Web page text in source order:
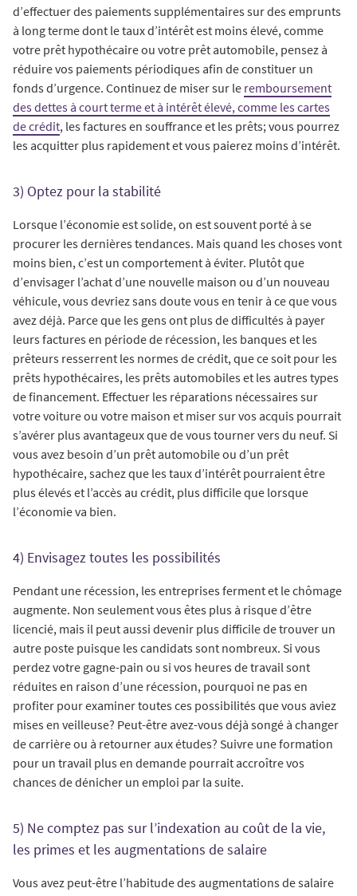
d’effectuer des paiements supplémentaires sur des emprunts
à long terme dont le taux d’intérêt est moins élevé, comme
votre prêt hypothécaire ou votre prêt automobile, pensez à
réduire vos paiements périodiques afin de constituer un
fonds d’urgence. Continuez de miser sur le remboursement
des dettes à court terme et à intérêt élevé, comme les cartes
de crédit, les factures en souffrance et les prêts; vous pourrez
les acquitter plus rapidement et vous paierez moins d’intérêt.
3) Optez pour la stabilité
Lorsque l’économie est solide, on est souvent porté à se
procurer les dernières tendances. Mais quand les choses vont
moins bien, c’est un comportement à éviter. Plutôt que
d’envisager l’achat d’une nouvelle maison ou d’un nouveau
véhicule, vous devriez sans doute vous en tenir à ce que vous
avez déjà. Parce que les gens ont plus de difficultés à payer
leurs factures en période de récession, les banques et les
prêteurs resserrent les normes de crédit, que ce soit pour les
prêts hypothécaires, les prêts automobiles et les autres types
de financement. Effectuer les réparations nécessaires sur
votre voiture ou votre maison et miser sur vos acquis pourrait
s’avérer plus avantageux que de vous tourner vers du neuf. Si
vous avez besoin d’un prêt automobile ou d’un prêt
hypothécaire, sachez que les taux d’intérêt pourraient être
plus élevés et l’accès au crédit, plus difficile que lorsque
l’économie va bien.
4) Envisagez toutes les possibilités
Pendant une récession, les entreprises ferment et le chômage
augmente. Non seulement vous êtes plus à risque d’être
licencié, mais il peut aussi devenir plus difficile de trouver un
autre poste puisque les candidats sont nombreux. Si vous
perdez votre gagne-pain ou si vos heures de travail sont
réduites en raison d’une récession, pourquoi ne pas en
profiter pour examiner toutes ces possibilités que vous aviez
mises en veilleuse? Peut-être avez-vous déjà songé à changer
de carrière ou à retourner aux études? Suivre une formation
pour un travail plus en demande pourrait accroître vos
chances de dénicher un emploi par la suite.
5) Ne comptez pas sur l’indexation au coût de la vie,
les primes et les augmentations de salaire
Vous avez peut-être l’habitude des augmentations de salaire